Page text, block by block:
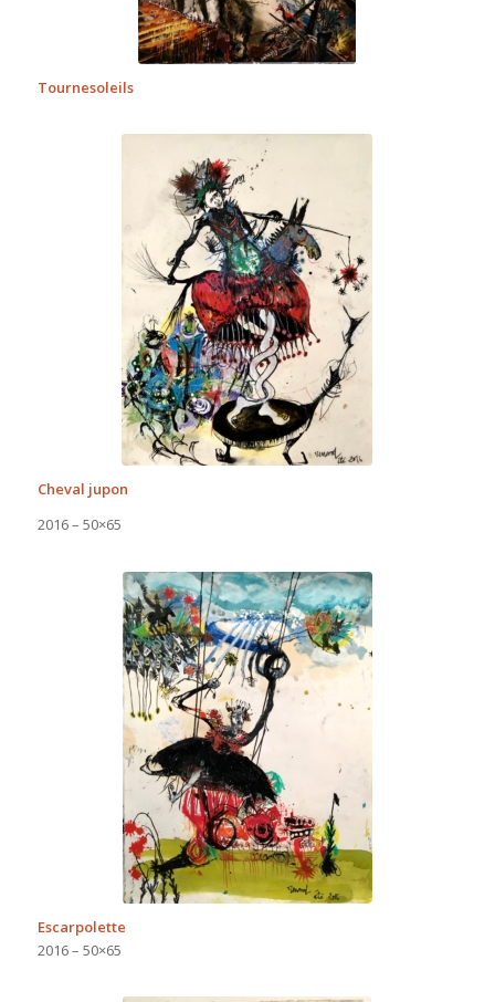
Tournesoleils
Cheval jupon
2016 – 50×65
Escarpolette
2016 – 50×65